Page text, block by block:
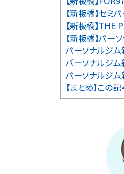
【新板橋】セミ
【新板橋】THE
【新板橋】パー
パーソナルジ
パーソナルジム
パーソナルジ
【まとめ】こ